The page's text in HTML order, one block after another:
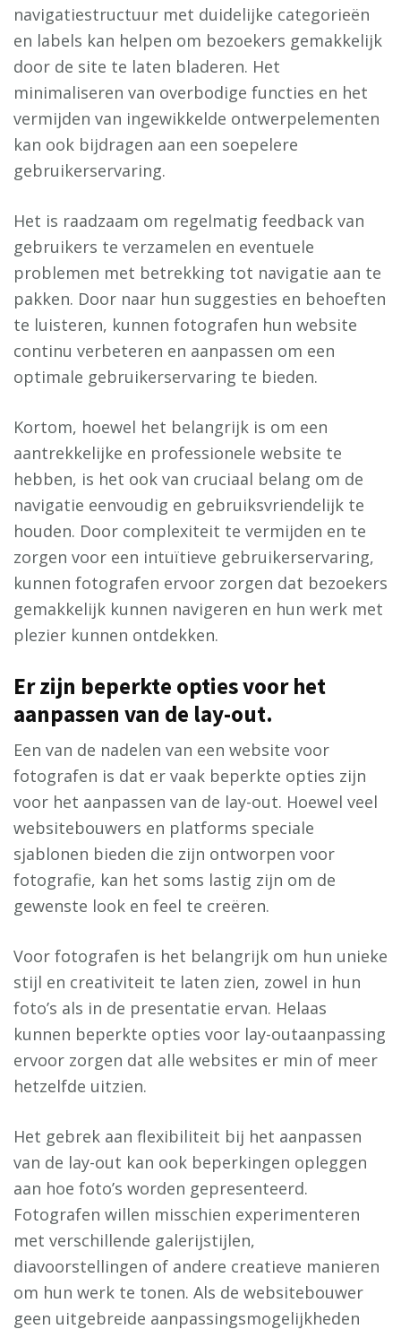
navigatiestructuur met duidelijke categorieën
en labels kan helpen om bezoekers gemakkelijk
door de site te laten bladeren. Het
minimaliseren van overbodige functies en het
vermijden van ingewikkelde ontwerpelementen
kan ook bijdragen aan een soepelere
gebruikerservaring.
Het is raadzaam om regelmatig feedback van
gebruikers te verzamelen en eventuele
problemen met betrekking tot navigatie aan te
pakken. Door naar hun suggesties en behoeften
te luisteren, kunnen fotografen hun website
continu verbeteren en aanpassen om een
optimale gebruikerservaring te bieden.
Kortom, hoewel het belangrijk is om een
aantrekkelijke en professionele website te
hebben, is het ook van cruciaal belang om de
navigatie eenvoudig en gebruiksvriendelijk te
houden. Door complexiteit te vermijden en te
zorgen voor een intuïtieve gebruikerservaring,
kunnen fotografen ervoor zorgen dat bezoekers
gemakkelijk kunnen navigeren en hun werk met
plezier kunnen ontdekken.
Er zijn beperkte opties voor het
aanpassen van de lay-out.
Een van de nadelen van een website voor
fotografen is dat er vaak beperkte opties zijn
voor het aanpassen van de lay-out. Hoewel veel
websitebouwers en platforms speciale
sjablonen bieden die zijn ontworpen voor
fotografie, kan het soms lastig zijn om de
gewenste look en feel te creëren.
Voor fotografen is het belangrijk om hun unieke
stijl en creativiteit te laten zien, zowel in hun
foto’s als in de presentatie ervan. Helaas
kunnen beperkte opties voor lay-outaanpassing
ervoor zorgen dat alle websites er min of meer
hetzelfde uitzien.
Het gebrek aan flexibiliteit bij het aanpassen
van de lay-out kan ook beperkingen opleggen
aan hoe foto’s worden gepresenteerd.
Fotografen willen misschien experimenteren
met verschillende galerijstijlen,
diavoorstellingen of andere creatieve manieren
om hun werk te tonen. Als de websitebouwer
geen uitgebreide aanpassingsmogelijkheden